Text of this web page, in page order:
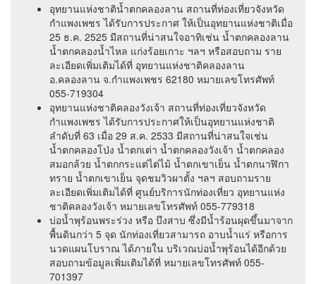
อุทยานแห่งชาติน้ำตกคลองลาน สถานที่ท่องเที่ยวจังหวัด
กำแพงเพชร ได้รับการประกาศ ให้เป็นอุทยานแห่งชาติเมื่อ
25 ธ.ค. 2525 มีสถานที่น่าสนใจอาทิเช่น น้ำตกคลองลาน
น้ำตกคลองน้ำไหล แก่งร้อยเกาะ ฯลฯ หรือสอบถาม ราย
ละเอียดเพิ่มเติมได้ที่ อุทยานแห่งชาติคลองลาน
อ.คลองลาน จ.กำแพงเพชร 62180 หมายเลขโทรศัพท์
055-719304
อุทยานแห่งชาติคลองวังเจ้า สถานที่ท่องเที่ยวจังหวัด
กำแพงเพชร ได้รับการประกาศให้เป็นอุทยานแห่งชาติ
ลำดับที่ 63 เมื่อ 29 ส.ค. 2533 มีสถานที่น่าสนใจเช่น
น้ำตกคลองโป่ง น้ำตกเต่า น้ำตกคลองวังเจ้า น้ำตกคลอง
สมอกล้วย น้ำตกกระแต่ไต่ไม้ น้ำตกเขาเย็น น้ำตกนาฬิกา
ทราย น้ำตกเขาเย็น จุดชมวิวผาตั้ง ฯลฯ สอบถามราย
ละเอียดเพิ่มเติมได้ที่ ศูนย์บริการนักท่องเที่ยว อุทยานแห่ง
ชาติคลองวังเจ้า หมายเลขโทรศัพท์ 055-779318
บ่อน้ำพุร้อนพระร่วง หรือ บึงสาบ ซึ่งมีน้ำร้อนผุดขึ้นมาจาก
พื้นดินกว่า 5 จุด นักท่องเที่ยวสามารถ อาบน้ำแร่ หรือการ
นวดแผนโบราณ ได้ภายใน บริเวณบ่อน้ำพุร้อนได้อีกด้วย
สอบถามข้อมูลเพิ่มเติมได้ที่ หมายเลขโทรศัพท์ 055-
701397